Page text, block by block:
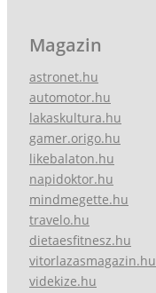
Magazin
astronet.hu
automotor.hu
lakaskultura.hu
gamer.origo.hu
likebalaton.hu
napidoktor.hu
mindmegette.hu
travelo.hu
dietaesfitnesz.hu
vitorlazasmagazin.hu
videkize.hu